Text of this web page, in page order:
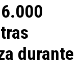
durante